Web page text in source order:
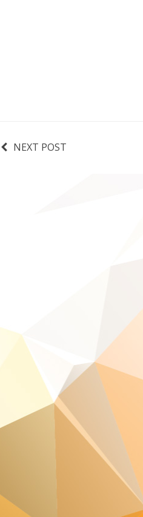
NEXT POST